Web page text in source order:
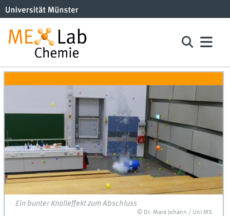
Ein bunter Knalleffekt zum Abschluss
© Dr. Mara Johann / Uni MS